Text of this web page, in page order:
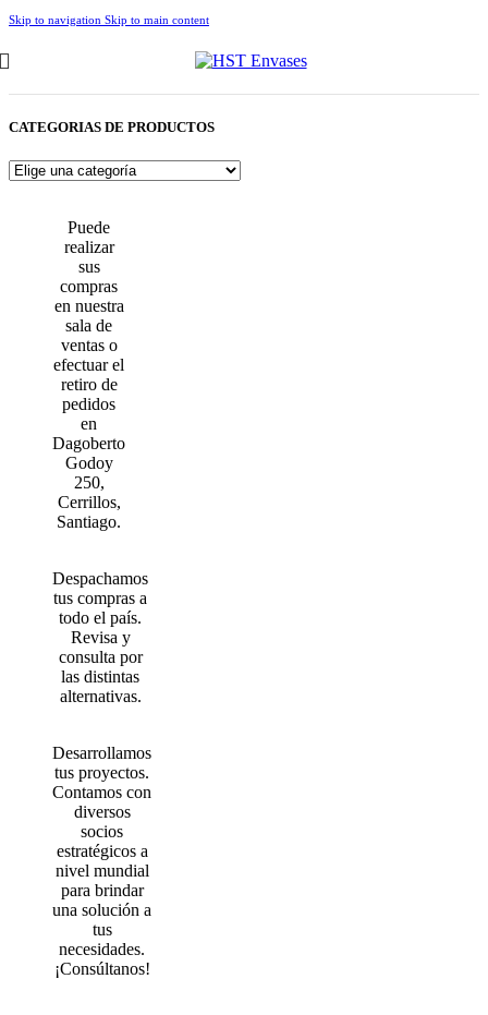
Skip to navigation Skip to main content
CATEGORIAS DE PRODUCTOS
Puede
realizar
sus
compras
en nuestra
sala de
ventas o
efectuar el
retiro de
pedidos
en
Dagoberto
Godoy
250,
Cerrillos,
Santiago.
Despachamos
tus compras a
todo el país.
Revisa y
consulta por
las distintas
alternativas.
Desarrollamos
tus proyectos.
Contamos con
diversos
socios
estratégicos a
nivel mundial
para brindar
una solución a
tus
necesidades.
¡Consúltanos!